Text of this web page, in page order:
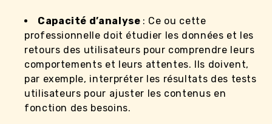
Capacité d’analyse : Ce ou cette
professionnelle doit étudier les données et les
retours des utilisateurs pour comprendre leurs
comportements et leurs attentes. Ils doivent,
par exemple, interpréter les résultats des tests
utilisateurs pour ajuster les contenus en
fonction des besoins.